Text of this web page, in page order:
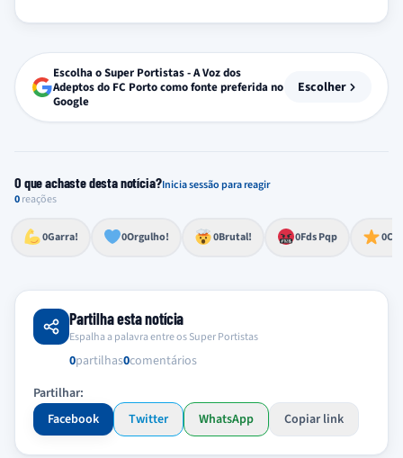
Escolha o Super Portistas - A Voz dos
Adeptos do FC Porto como fonte preferida no
Google
Escolher
O que achaste desta notícia?Inicia sessão para reagir
0reações
0Garra!
Esforço, determinação, aprovação forte
0Orgulho!
Lealdade, amor clubístico, sentimento profundo
0Brutal!
Impressionante, chocante, de grande impacto 0Fds Pqp
Reação de desespero, raiva, frustração ou espanto extremo 0
Excelência, destaque, o melhor
Partilha esta notícia
Espalha a palavra entre os Super Portistas
0partilhas0comentários
Partilhar:
Facebook
Twitter WhatsApp Copiar link